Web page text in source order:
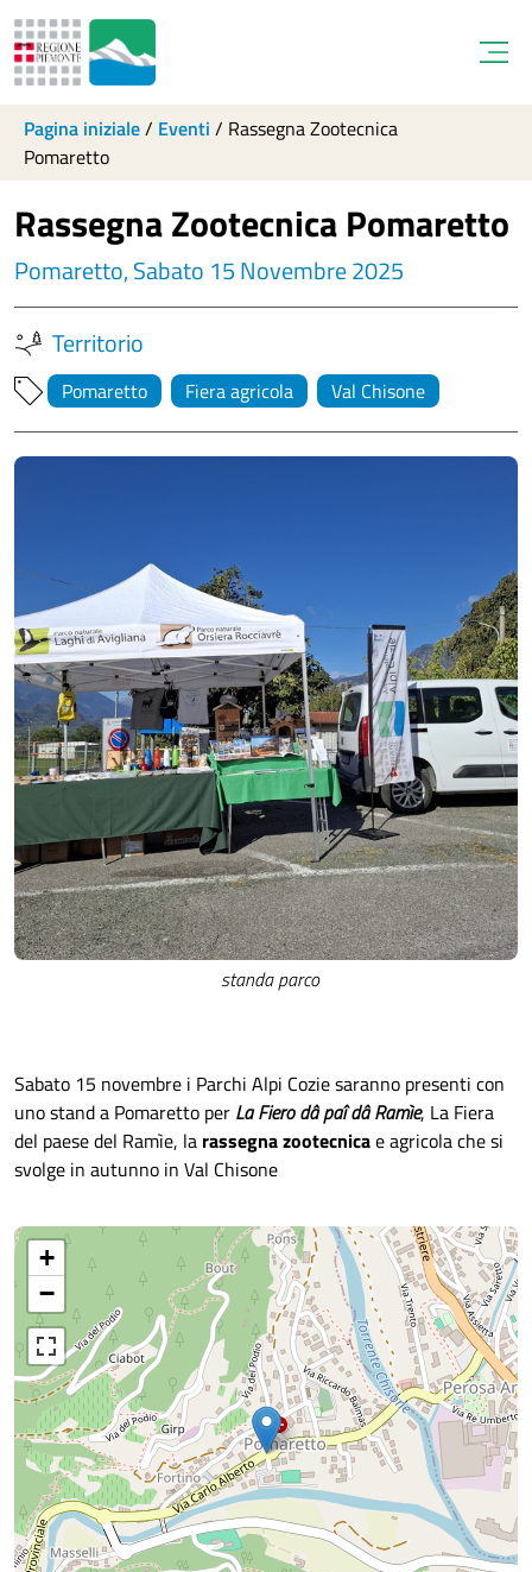
Pagina iniziale/ Eventi / Rassegna Zootecnica
Pomaretto
Rassegna Zootecnica Pomaretto
Pomaretto, Sabato 15 Novembre 2025
Territorio
Pomaretto Fiera agricola Val Chisone
standa parco
Sabato 15 novembre i Parchi Alpi Cozie saranno presenti con
uno stand a Pomaretto per La Fiero dâ paî dâ Ramìe, La Fiera
del paese del Ramìe, la rassegna zootecnicae agricola che si
svolge in autunno in Val Chisone
+
−